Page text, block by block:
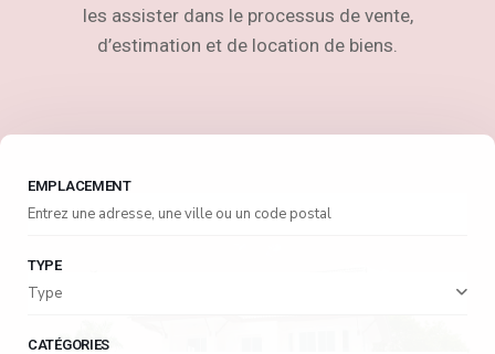
les assister dans le processus de vente,
d’estimation et de location de biens.
EMPLACEMENT
TYPE
Type
CATÉGORIES